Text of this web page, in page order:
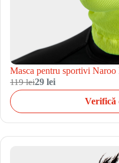
Masca pentru sportivi
119 lei29 lei
Verifică